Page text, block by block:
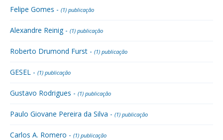
Felipe Gomes - (1) publicação
Alexandre Reinig - (1) publicação
Roberto Drumond Furst - (1) publicação
GESEL - (1) publicação
Gustavo Rodrigues - (1) publicação
Paulo Giovane Pereira da Silva - (1) publicação
Carlos A. Romero - (1) publicação